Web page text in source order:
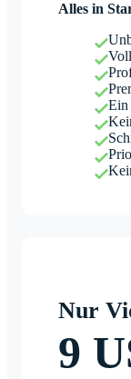
Alles in
Ein
Nur
9